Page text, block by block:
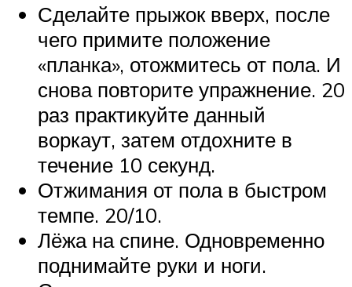
Сделайте прыжок вверх, после
чего примите положение
«планка», отожмитесь от пола. И
снова повторите упражнение. 20
раз практикуйте данный
воркаут, затем отдохните в
течение 10 секунд.
Отжимания от пола в быстром
темпе. 20/10.
Лёжа на спине. Одновременно
поднимайте руки и ноги.